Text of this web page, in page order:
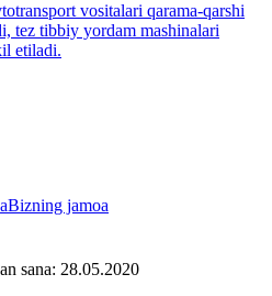
vositalari qarama-qarshi
tez tibbiy yordam mashinalari
etiladi.
Bizning jamoa
sana: 28.05.2020